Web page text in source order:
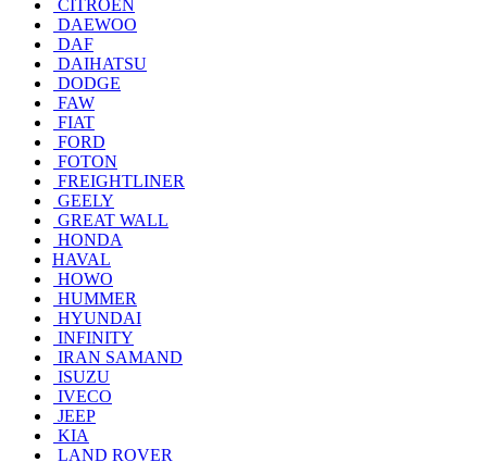
CITROEN
DAEWOO
DAF
DAIHATSU
DODGE
FAW
FIAT
FORD
FOTON
FREIGHTLINER
GEELY
GREAT WALL
HONDA
HAVAL
HOWO
HUMMER
HYUNDAI
INFINITY
IRAN SAMAND
ISUZU
IVECO
JEEP
KIA
LAND ROVER